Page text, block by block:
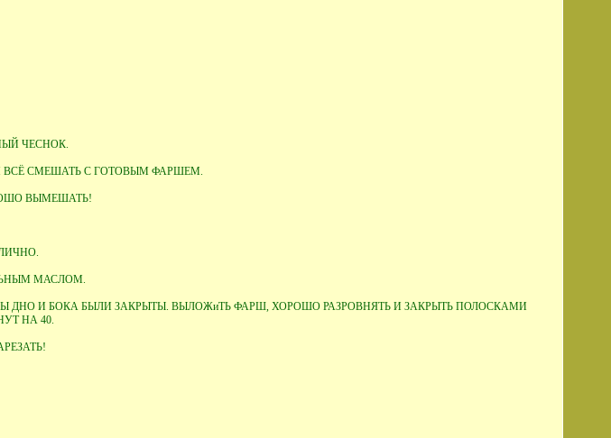
ЧЕСНОК.
ВСЁ СМЕШАТЬ С ГОТОВЫМ ФАРШЕМ.
ВЫМЕШАТЬ!
МАСЛОМ.
И БОКА БЫЛИ ЗАКРЫТЫ. ВЫЛОЖиТЬ ФАРШ, ХОРОШО РАЗРОВНЯТЬ И ЗАКРЫТЬ ПОЛОСКАМИ
НА 40.